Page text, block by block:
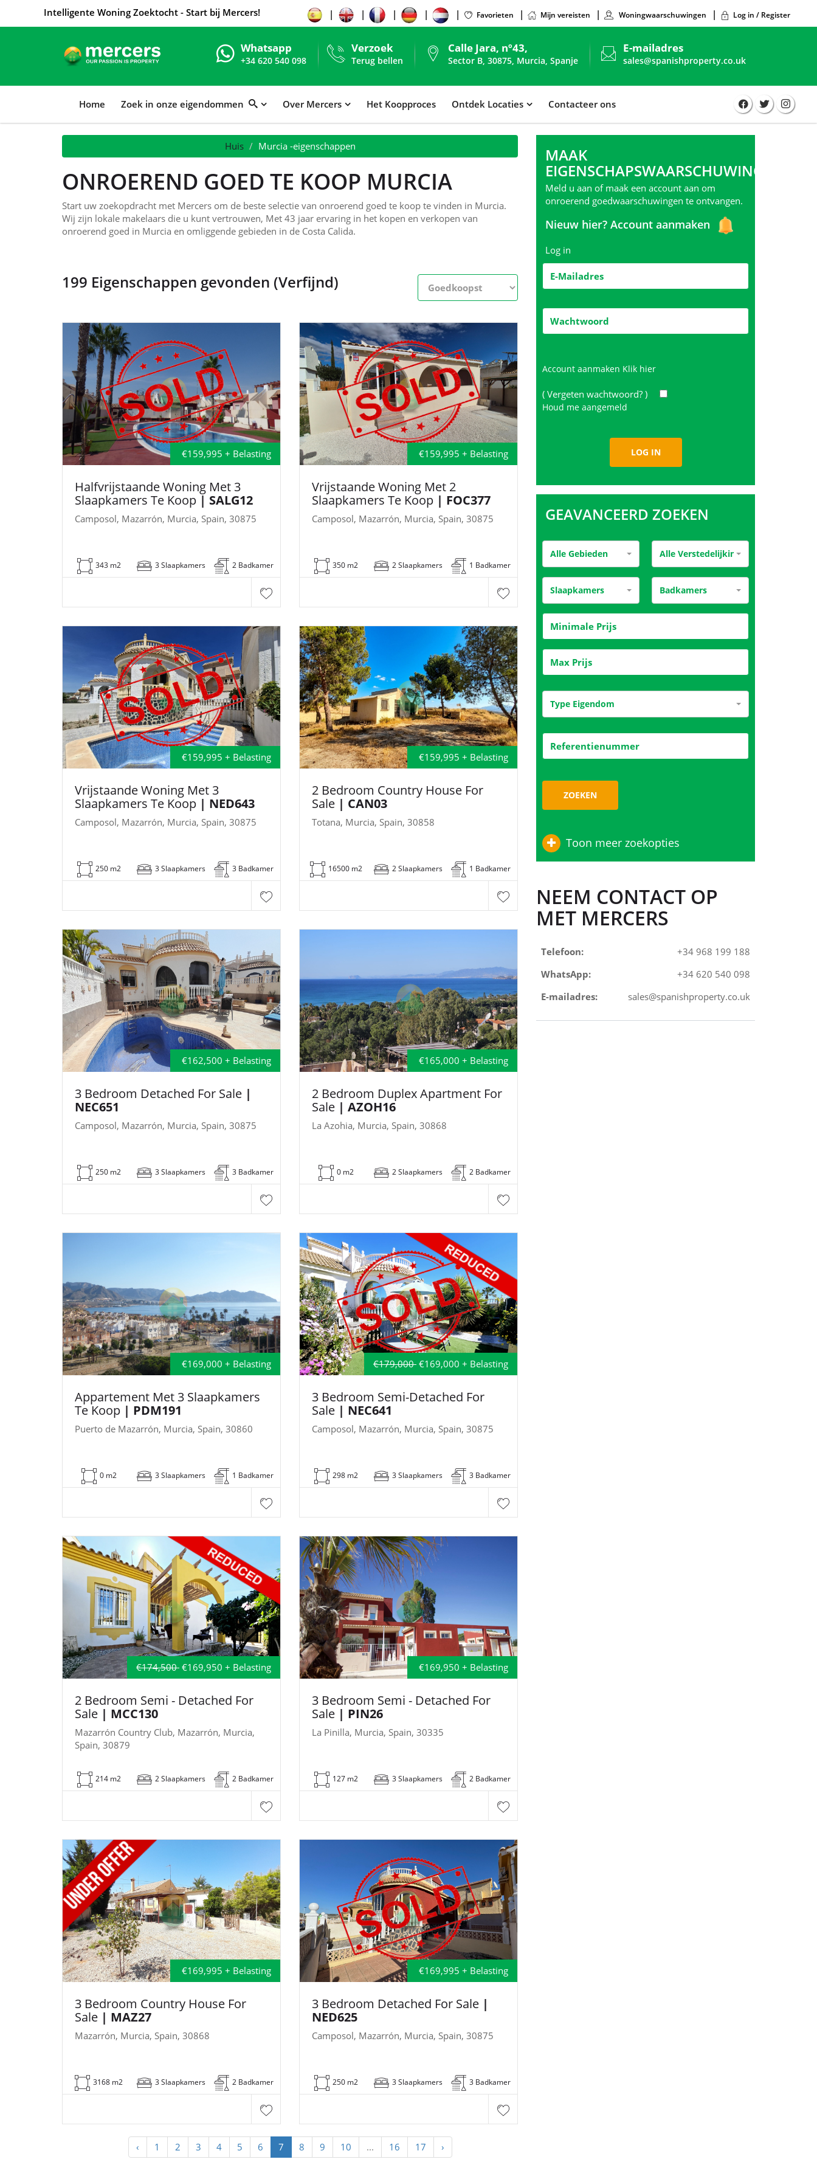
Intelligente Woning Zoektocht - Start bij Mercers! Favorieten Mijn vereisten Woningwaarschuwingen Log in / Register
Whatsapp
+34 620 540 098
Verzoek
Terug bellen
Calle Jara, nº43,
Sector B, 30875, Murcia, Spanje
E-mailadres
sales@spanishproperty.co.uk
Home Zoek in onze eigendommen Over Mercers Het Koopproces Ontdek Locaties Contacteer ons
Huis Murcia -eigenschappen
ONROEREND GOED TE KOOP MURCIA
Start uw zoekopdracht met Mercers om de beste selectie van onroerend goed te koop te vinden in Murcia.
Wij zijn lokale makelaars die u kunt vertrouwen, Met 43 jaar ervaring in het kopen en verkopen van
onroerend goed in Murcia en omliggende gebieden in de Costa Calida.
199 Eigenschappen gevonden (Verfijnd)
€159,995 + Belasting
Halfvrijstaande Woning Met 3
Slaapkamers Te Koop | SALG12
Camposol, Mazarrón, Murcia, Spain, 30875
343 m2 3 Slaapkamers 2 Badkamer
€159,995 + Belasting
Vrijstaande Woning Met 2
Slaapkamers Te Koop | FOC377
Camposol, Mazarrón, Murcia, Spain, 30875
350 m2 2 Slaapkamers 1 Badkamer
€159,995 + Belasting
Vrijstaande Woning Met 3
Slaapkamers Te Koop | NED643
Camposol, Mazarrón, Murcia, Spain, 30875
250 m2 3 Slaapkamers 3 Badkamer
€159,995 + Belasting
2 Bedroom Country House For
Sale | CAN03
Totana, Murcia, Spain, 30858
16500 m2 2 Slaapkamers 1 Badkamer
€162,500 + Belasting
3 Bedroom Detached For Sale |
NEC651
Camposol, Mazarrón, Murcia, Spain, 30875
250 m2 3 Slaapkamers 3 Badkamer
€165,000 + Belasting
2 Bedroom Duplex Apartment For
Sale | AZOH16
La Azohia, Murcia, Spain, 30868
0 m2 2 Slaapkamers 2 Badkamer
€169,000 + Belasting
Appartement Met 3 Slaapkamers
Te Koop | PDM191
Puerto de Mazarrón, Murcia, Spain, 30860
0 m2 3 Slaapkamers 1 Badkamer
€179,000 €169,000 + Belasting
3 Bedroom Semi-Detached For
Sale | NEC641
Camposol, Mazarrón, Murcia, Spain, 30875
298 m2 3 Slaapkamers 3 Badkamer
€174,500 €169,950 + Belasting
2 Bedroom Semi - Detached For
Sale | MCC130
Mazarrón Country Club, Mazarrón, Murcia,
Spain, 30879
214 m2 2 Slaapkamers 2 Badkamer
€169,950 + Belasting
3 Bedroom Semi - Detached For
Sale | PIN26
La Pinilla, Murcia, Spain, 30335
127 m2 3 Slaapkamers 2 Badkamer
€169,995 + Belasting
3 Bedroom Country House For
Sale | MAZ27
Mazarrón, Murcia, Spain, 30868
3168 m2 3 Slaapkamers 2 Badkamer
€169,995 + Belasting
3 Bedroom Detached For Sale |
NED625
Camposol, Mazarrón, Murcia, Spain, 30875
250 m2 3 Slaapkamers 3 Badkamer
‹ 1 2 3 4 5 6 7 8 9 10 ... 16 17 ›
MAAK
EIGENSCHAPSWAARSCHUWINGEN
Meld u aan of maak een account aan om
onroerend goedwaarschuwingen te ontvangen.
Nieuw hier? Account aanmaken
Log in
Account aanmaken Klik hier
( Vergeten wachtwoord? )
Houd me aangemeld
GEAVANCEERD ZOEKEN
Alle Gebieden Alle Verstedelijking
Slaapkamers Badkamers
Type Eigendom
ZOEKEN
Toon meer zoekopties
NEEM CONTACT OP
MET MERCERS
Telefoon:
+34 968 199 188
WhatsApp:
+34 620 540 098
E-mailadres:
sales@spanishproperty.co.uk